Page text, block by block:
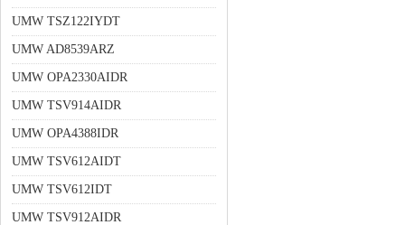
UMW TSZ122IYDT
UMW AD8539ARZ
UMW OPA2330AIDR
UMW TSV914AIDR
UMW OPA4388IDR
UMW TSV612AIDT
UMW TSV612IDT
UMW TSV912AIDR